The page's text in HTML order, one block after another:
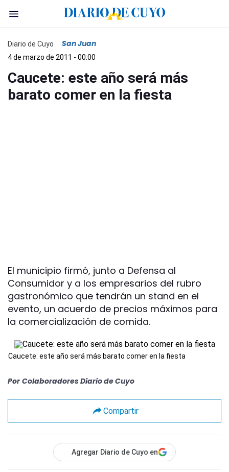
Diario de Cuyo San Juan
4 de marzo de 2011 - 00:00
Caucete: este año será más
barato comer en la fiesta
El municipio firmó, junto a Defensa al
Consumidor y a los empresarios del rubro
gastronómico que tendrán un stand en el
evento, un acuerdo de precios máximos para
la comercialización de comida.
Caucete: este año será más barato comer en la fiesta
Por Colaboradores Diario de Cuyo
Compartir
Agregar Diario de Cuyo en